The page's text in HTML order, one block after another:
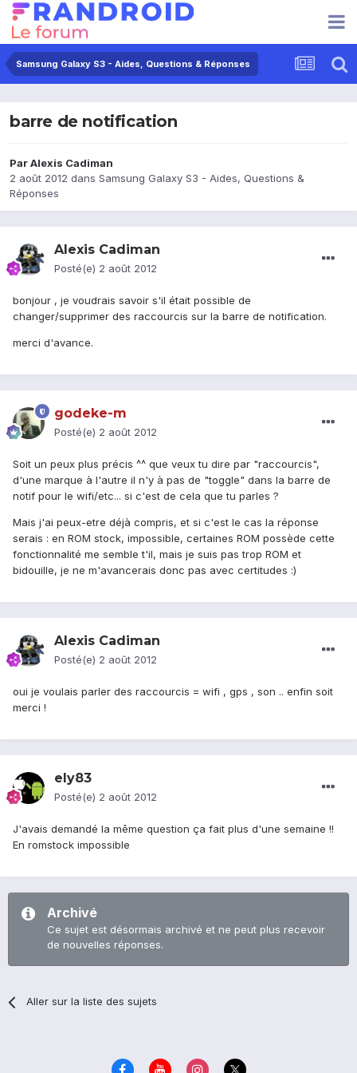
Samsung Galaxy S3 - Aides, Questions & Réponses
barre de notification
ParAlexis Cadiman
2 août 2012 dans Samsung Galaxy S3 - Aides, Questions &
Réponses
Alexis Cadiman
Posté(e) 2 août 2012
bonjour , je voudrais savoir s'il était possible de
changer/supprimer des raccourcis sur la barre de notification.
merci d'avance.
godeke-m
Posté(e) 2 août 2012
Soit un peux plus précis ^^ que veux tu dire par "raccourcis",
d'une marque à l'autre il n'y à pas de "toggle" dans la barre de
notif pour le wifi/etc... si c'est de cela que tu parles ?
Mais j'ai peux-etre déjà compris, et si c'est le cas la réponse
serais : en ROM stock, impossible, certaines ROM possède cette
fonctionnalité me semble t'il, mais je suis pas trop ROM et
bidouille, je ne m'avancerais donc pas avec certitudes :)
Alexis Cadiman
Posté(e) 2 août 2012
oui je voulais parler des raccourcis = wifi , gps , son .. enfin soit
merci !
ely83
Posté(e) 2 août 2012
J'avais demandé la même question ça fait plus d'une semaine !!
En romstock impossible
Archivé
Ce sujet est désormais archivé et ne peut plus recevoir
de nouvelles réponses.
Aller sur la liste des sujets